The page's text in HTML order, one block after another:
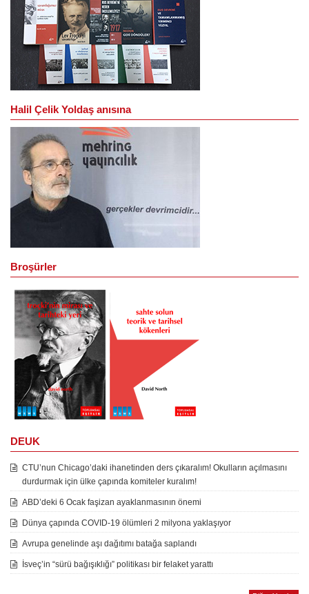
Halil Çelik Yoldaş anısına
Broşürler
DEUK
CTU’nun Chicago’daki ihanetinden ders çıkaralım! Okulların açılmasını
durdurmak için ülke çapında komiteler kuralım!
ABD’deki 6 Ocak faşizan ayaklanmasının önemi
Dünya çapında COVID-19 ölümleri 2 milyona yaklaşıyor
Avrupa genelinde aşı dağıtımı batağa saplandı
İsveç’in “sürü bağışıklığı” politikası bir felaket yarattı